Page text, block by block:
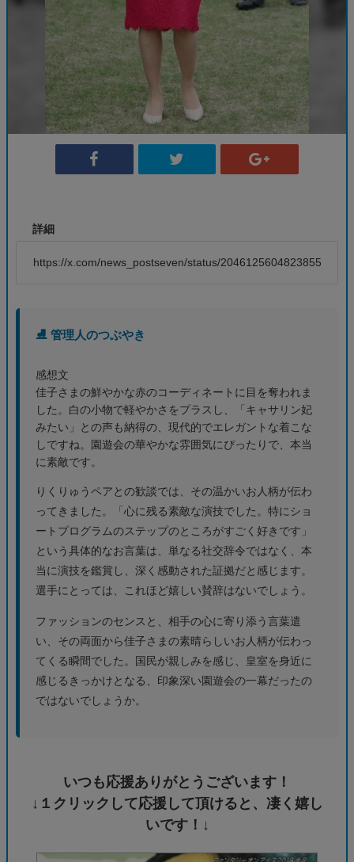
詳細
https://x.com/news_postseven/status/2046125604823855426
⛸️ 管理人のつぶやき
感想文
佳子さまの鮮やかな赤のコーディネートに目を奪われま
した。白の小物で軽やかさをプラスし、「キャサリン妃
みたい」との声も納得の、現代的でエレガントな着こな
しですね。園遊会の華やかな雰囲気にぴったりで、本当
に素敵です。
りくりゅうペアとの歓談では、その温かいお人柄が伝わ
ってきました。「心に残る素敵な演技でした。特にショ
ートプログラムのステップのところがすごく好きです」
という具体的なお言葉は、単なる社交辞令ではなく、本
当に演技を鑑賞し、深く感動された証拠だと感じます。
選手にとっては、これほど嬉しい賛辞はないでしょう。
ファッションのセンスと、相手の心に寄り添う言葉遣
い、その両面から佳子さまの素晴らしいお人柄が伝わっ
てくる瞬間でした。国民が親しみを感じ、皇室を身近に
感じるきっかけとなる、印象深い園遊会の一幕だったの
ではないでしょうか。
いつも応援ありがとうございます！
↓１クリックして応援して頂けると、凄く嬉し
いです！↓